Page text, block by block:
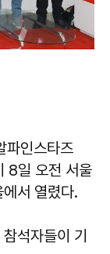
파인스타즈
8일 오전 서울
서 열렸다.
석자들이 기